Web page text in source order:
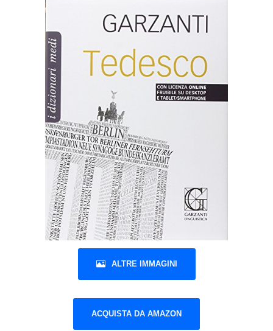
ALTRE IMMAGINI
ACQUISTA DA AMAZON